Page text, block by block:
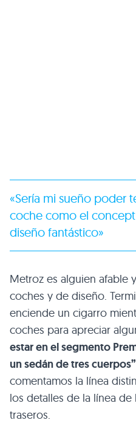
«Sería mi sueño poder
coche como el concept
diseño fantástico»
Metroz es alguien afable
coches y de diseño.
enciende un cigarro
coches para apreciar
estar en el segmento
un sedán de tres cuerpos”
comentamos la línea
los detalles de la línea
traseros.